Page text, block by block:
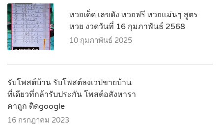
หวยเด็ด เลขดัง หวยฟรี หวยแม่นๆ สูตร
หวย งวดวันที่ 16 กุมภาพันธ์ 2568
10 กุมภาพันธ์ 2025
รับโพสต์บ้าน รับโพสต์ลงเวปขายบ้าน
ที่เดียวที่กล้ารับประกัน โพสต์อสังหารา
คาถูก ติดgoogle
16 กรกฎาคม 2023